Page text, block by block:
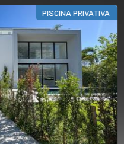
PISCINA PRIVATIVA